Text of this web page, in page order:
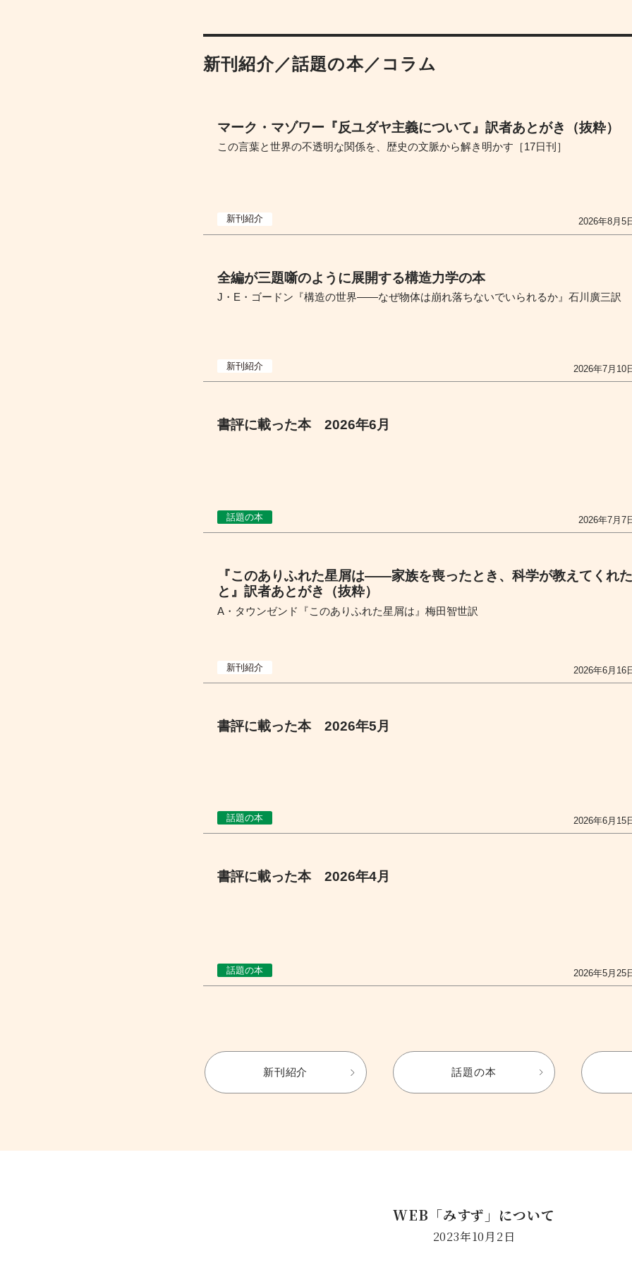
新刊紹介／話題の本／コラム
新刊紹介
マーク・マゾワー『反ユダヤ主義について』訳者あとがき（抜粋）
この言葉と世界の不透明な関係を、歴史の文脈から解き明かす［17日刊］
2026年8月5
新刊紹介
全編が三題噺のように展開する構造力学の本
J・E・ゴードン『構造の世界――なぜ物体は崩れ落ちないでいられるか』石川廣三訳
2026年7月10
話題の本
書評に載った本 2026年6月
2026年7月7
新刊紹介
『このありふれた星屑は――家族を喪ったとき、科学が教えてくれ
と』訳者あとがき（抜粋）
A・タウンゼンド『このありふれた星屑は』梅田智世訳
2026年6月16
話題の本
書評に載った本 2026年5月
2026年6月15
話題の本
書評に載った本 2026年4月
2026年5月25
新刊紹介 話題の本
WEB「みすず」について
2023年10月2日